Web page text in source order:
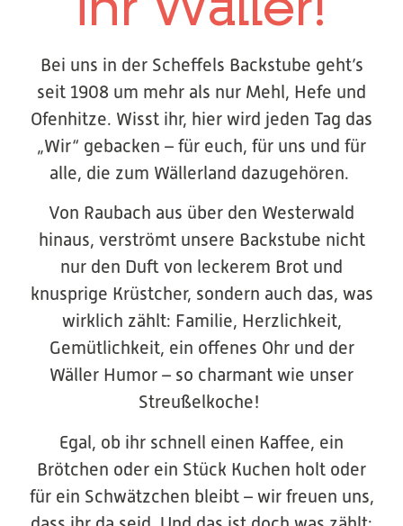
Bei uns in der Scheffels Backstube geht’s
seit 1908 um mehr als nur Mehl, Hefe und
Ofenhitze. Wisst ihr, hier wird jeden Tag das
„Wir“ gebacken – für euch, für uns und für
alle, die zum Wällerland dazugehören.
Von Raubach aus über den Westerwald
hinaus, verströmt unsere Backstube nicht
nur den Duft von leckerem Brot und
knusprige Krüstcher, sondern auch das, was
wirklich zählt: Familie, Herzlichkeit,
Gemütlichkeit, ein offenes Ohr und der
Wäller Humor – so charmant wie unser
Streußelkoche!
Egal, ob ihr schnell einen Kaffee, ein
Brötchen oder ein Stück Kuchen holt oder
für ein Schwätzchen bleibt – wir freuen uns,